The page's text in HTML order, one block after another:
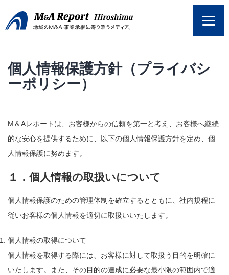
ン
個人情報保護方針（プライバシ
ーポリシー）
M＆Aレポートは、お客様からの信頼を第一と考え、お客様へ継続
的な安心を提供するために、以下の個人情報保護方針を定め、個
人情報保護に努めます。
１．個人情報の取扱いについて
個人情報保護のための管理体制を確立するとともに、社内規程に
従いお客様の個人情報を適切に取扱いいたします。
個人情報の取得について
個人情報を取得する際には、お客様に対して取扱う目的を明確に
いたします。また、その目的の達成に必要な最小限の範囲内で適